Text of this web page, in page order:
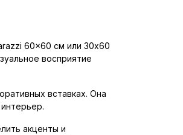
60x60 см или 30x60
восприятие
вставках. Она
акценты и